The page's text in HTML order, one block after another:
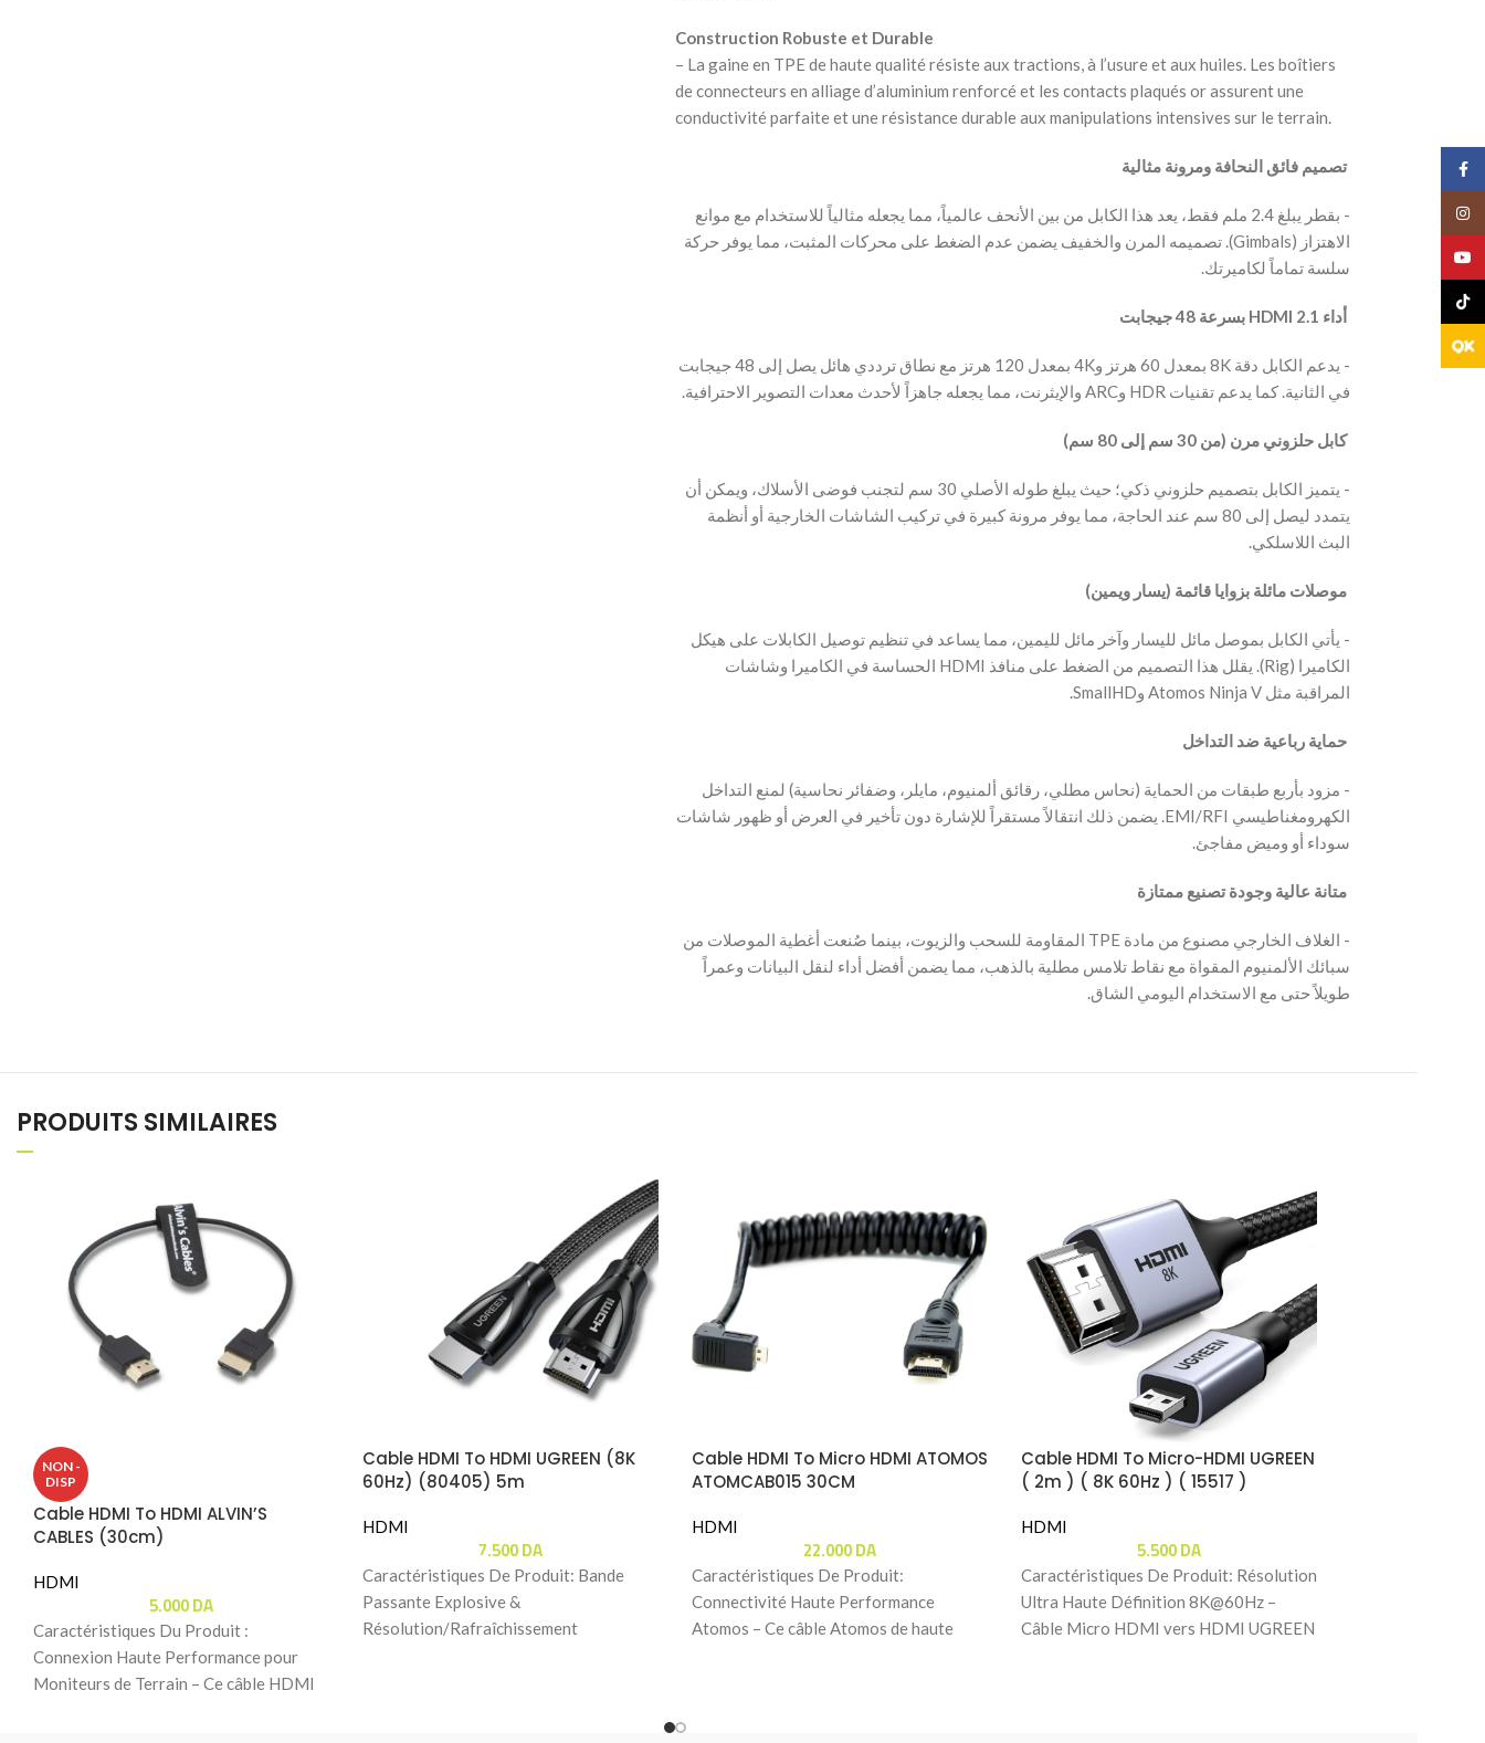
Construction Robuste et Durable
– La gaine en TPE de haute qualité résiste aux tractions, à l’usure et aux huiles. Les boîtiers
de connecteurs en alliage d’aluminium renforcé et les contacts plaqués or assurent une
conductivité parfaite et une résistance durable aux manipulations intensives sur le terrain.
‫ تصميم فائق النحافة ومرونة مثالية
‫- بقطر يبلغ 2.4 ملم فقط، يعد هذا الكابل من بين الأنحف عالمياً، مما يجعله مثالياً للاستخدام مع موانع
الاهتزاز (Gimbals). تصميمه المرن والخفيف يضمن عدم الضغط على محركات المثبت، مما يوفر حركة
سلسة تماماً لكاميرتك.
‫ أداء HDMI 2.1 بسرعة 48 جيجابت
‫- يدعم الكابل دقة 8K بمعدل 60 هرتز و4K بمعدل 120 هرتز مع نطاق ترددي هائل يصل إلى 48 جيجابت
في الثانية. كما يدعم تقنيات HDR وARC والإيثرنت، مما يجعله جاهزاً لأحدث معدات التصوير الاحترافية.
‫ كابل حلزوني مرن (من 30 سم إلى 80 سم)
‫- يتميز الكابل بتصميم حلزوني ذكي؛ حيث يبلغ طوله الأصلي 30 سم لتجنب فوضى الأسلاك، ويمكن أن
يتمدد ليصل إلى 80 سم عند الحاجة، مما يوفر مرونة كبيرة في تركيب الشاشات الخارجية أو أنظمة
البث اللاسلكي.
‫ موصلات مائلة بزوايا قائمة (يسار ويمين)
‫- يأتي الكابل بموصل مائل لليسار وآخر مائل لليمين، مما يساعد في تنظيم توصيل الكابلات على هيكل
الكاميرا (Rig). يقلل هذا التصميم من الضغط على منافذ HDMI الحساسة في الكاميرا وشاشات
المراقبة مثل Atomos Ninja V وSmallHD.
‫ حماية رباعية ضد التداخل
‫- مزود بأربع طبقات من الحماية (نحاس مطلي، رقائق ألمنيوم، مايلر، وضفائر نحاسية) لمنع التداخل
الكهرومغناطيسي EMI/RFI. يضمن ذلك انتقالاً مستقراً للإشارة دون تأخير في العرض أو ظهور شاشات
سوداء أو وميض مفاجئ.
‫ متانة عالية وجودة تصنيع ممتازة
‫- الغلاف الخارجي مصنوع من مادة TPE المقاومة للسحب والزيوت، بينما صُنعت أغطية الموصلات من
سبائك الألمنيوم المقواة مع نقاط تلامس مطلية بالذهب، مما يضمن أفضل أداء لنقل البيانات وعمراً
طويلاً حتى مع الاستخدام اليومي الشاق.
PRODUITS SIMILAIRES
NON -
DISP
Cable HDMI To HDMI ALVIN’S
CABLES (30cm)
HDMI
5.000DA
Caractéristiques Du Produit :
Connexion Haute Performance pour
Moniteurs de Terrain – Ce câble HDMI
Cable HDMI To HDMI UGREEN (8K
60Hz) (80405) 5m
HDMI
7.500DA
Caractéristiques De Produit: Bande
Passante Explosive &
Résolution/Rafraîchissement
Cable HDMI To Micro HDMI ATOMOS
ATOMCAB015 30CM
HDMI
22.000DA
Caractéristiques De Produit:
Connectivité Haute Performance
Atomos – Ce câble Atomos de haute
Cable HDMI To Micro-HDMI UGREEN
( 2m ) ( 8K 60Hz ) ( 15517 )
HDMI
5.500DA
Caractéristiques De Produit: Résolution
Ultra Haute Définition 8K@60Hz –
Câble Micro HDMI vers HDMI UGREEN